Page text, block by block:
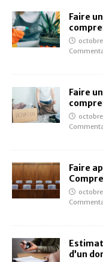
Faire
Faire
Faire
d’un